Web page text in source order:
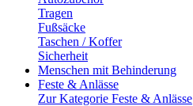
Tragen
Fußsäcke
Taschen / Koffer
Sicherheit
Menschen mit Behinderung
Feste & Anlässe
Zur Kategorie Feste & Anlässe